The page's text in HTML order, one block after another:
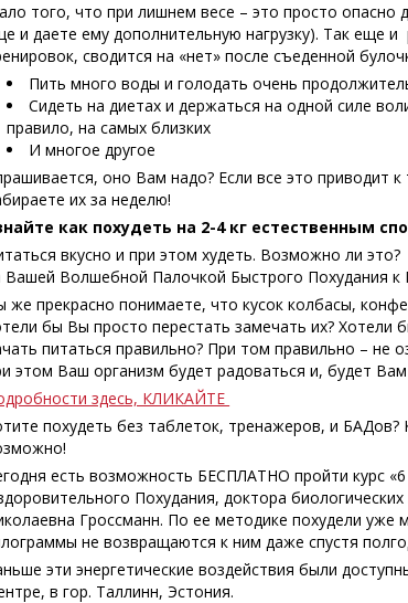
того, что при лишнем весе – это просто опасно
и даете ему дополнительную нагрузку). Так еще
сводится на «нет» после съеденной
Пить много воды и голодать очень
Сидеть на диетах и держаться на одной силе
правило, на самых близких
И многое другое
оно Вам надо? Если все это приводит
их за неделю!
как похудеть на 2-4 кг естественным
вкусно и при этом худеть. Возможно ли
Вашей Волшебной Палочкой Быстрого Похудания к
же прекрасно понимаете, что кусок колбасы,
бы Вы просто перестать замечать их? Хотели
питаться правильно? При том правильно – не
этом Ваш организм будет радоваться и, будет
здесь, КЛИКАЙТЕ
похудеть без таблеток, тренажеров, и
есть возможность БЕСПЛАТНО пройти курс
Похудания, доктора
Гроссманн. По ее методике похудели
не возвращаются к ним даже спустя
эти энергетические воздействия были
в гор. Таллинн, Эстония.